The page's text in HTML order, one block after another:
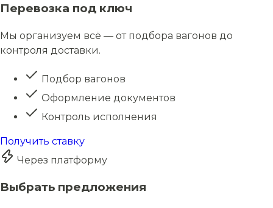
Перевозка под ключ
Мы организуем всё — от подбора вагонов до
контроля доставки.
Подбор вагонов
Оформление документов
Контроль исполнения
Получить ставку
Через платформу
Выбрать предложения